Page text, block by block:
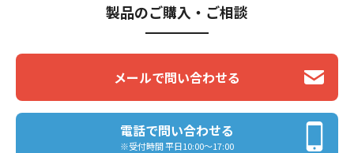
製品のご購入・ご相談
メールで問い合わせる
電話で問い合わせる
※受付時間 平日10:00〜17:00